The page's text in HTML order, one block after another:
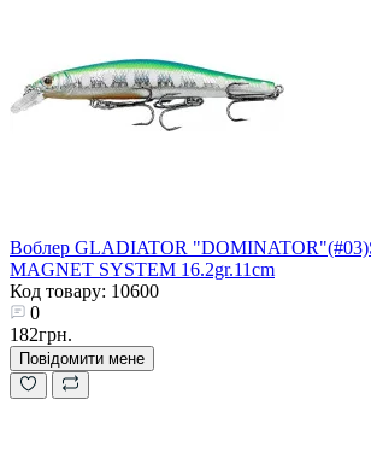
Воблер GLADIATOR
MAGNET SYSTEM 16.2gr.11cm
Код товару: 10600
0
182грн.
Повідомити мене